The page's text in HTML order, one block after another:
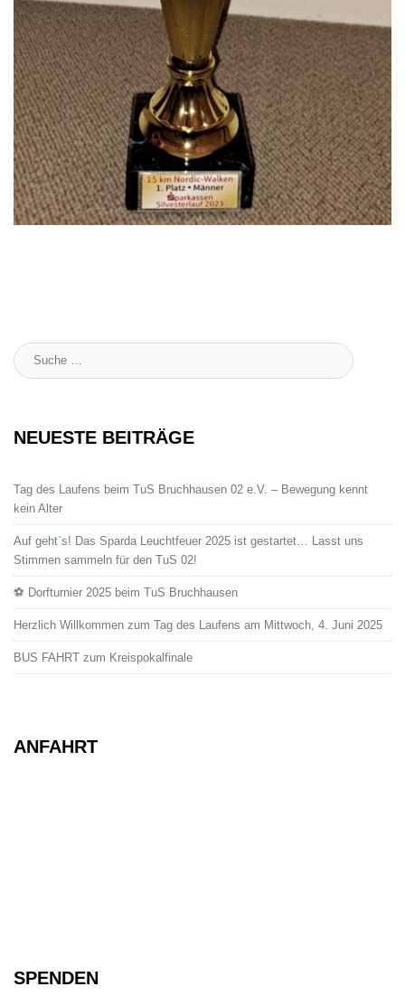
Suche
:
NEUESTE BEITRÄGE
Tag des Laufens beim TuS Bruchhausen 02 e.V. – Bewegung kennt
kein Alter
Auf geht`s! Das Sparda Leuchtfeuer 2025 ist gestartet… Lasst uns
Stimmen sammeln für den TuS 02!
⚽ Dorfturnier 2025 beim TuS Bruchhausen
Herzlich Willkommen zum Tag des Laufens am Mittwoch, 4. Juni 2025
BUS FAHRT zum Kreispokalfinale
ANFAHRT
SPENDEN